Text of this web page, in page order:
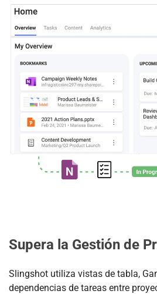
Supera la Gestión de
Slingshot utiliza vistas de tabla,
dependencias de tareas entre